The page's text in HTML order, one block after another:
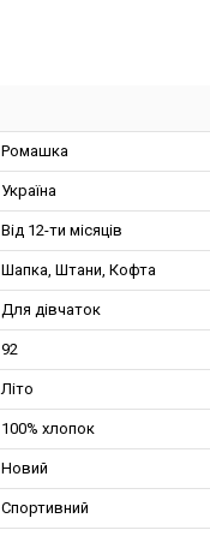
Ромашка
Україна
Від 12-ти місяців
Шапка, Штани, Кофта
Для дівчаток
92
Літо
100% хлопок
Новий
Спортивний